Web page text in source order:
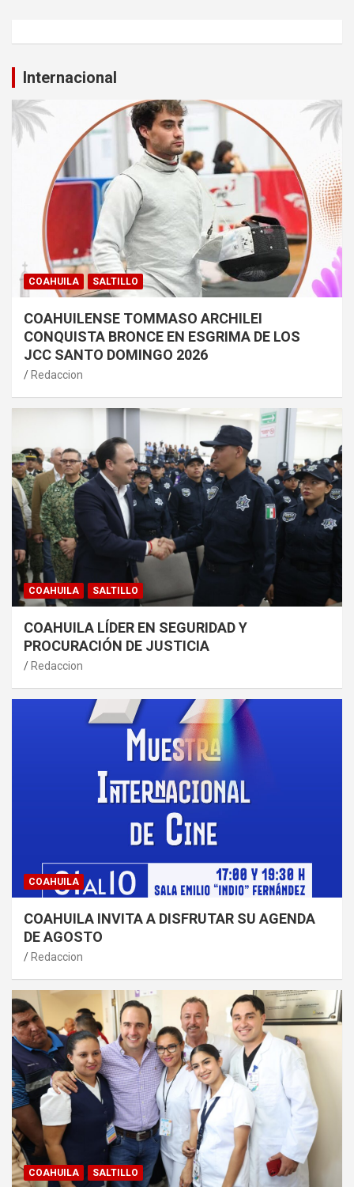
Internacional
COAHUILA SALTILLO
COAHUILENSE TOMMASO ARCHILEI
CONQUISTA BRONCE EN ESGRIMA DE LOS
JCC SANTO DOMINGO 2026
Redaccion
COAHUILA SALTILLO
COAHUILA LÍDER EN SEGURIDAD Y
PROCURACIÓN DE JUSTICIA
Redaccion
COAHUILA
COAHUILA INVITA A DISFRUTAR SU AGENDA
DE AGOSTO
Redaccion
COAHUILA SALTILLO